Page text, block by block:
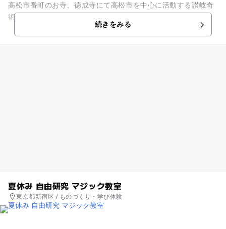
高松市番町のお寺、徳成寺にて高松市を中心に活動する讃岐奇
術クラブのメンバーがマジックを披露してくれる。
続きをみる
夏休み 自由研究 マジック教室
東京都新宿区 / ものづくり・学び体験